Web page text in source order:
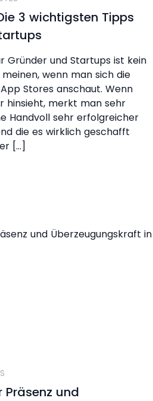
3 wichtigsten Tipps
Gründer und Startups ist kein
wenn man sich die
Stores anschaut. Wenn
hinsieht, merkt man sehr
Handvoll sehr erfolgreicher
die es wirklich geschafft
[…]
Präsenz und